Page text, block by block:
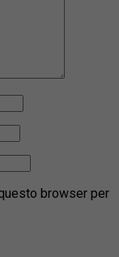
browser per